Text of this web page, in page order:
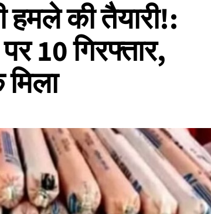
की तैयारी!:
10 गिरफ्तार,